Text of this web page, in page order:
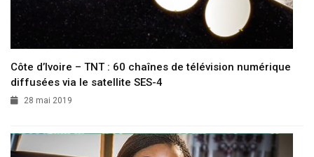
Côte d’Ivoire – TNT : 60 chaînes de télévision numérique
diffusées via le satellite SES-4
28 mai 2019